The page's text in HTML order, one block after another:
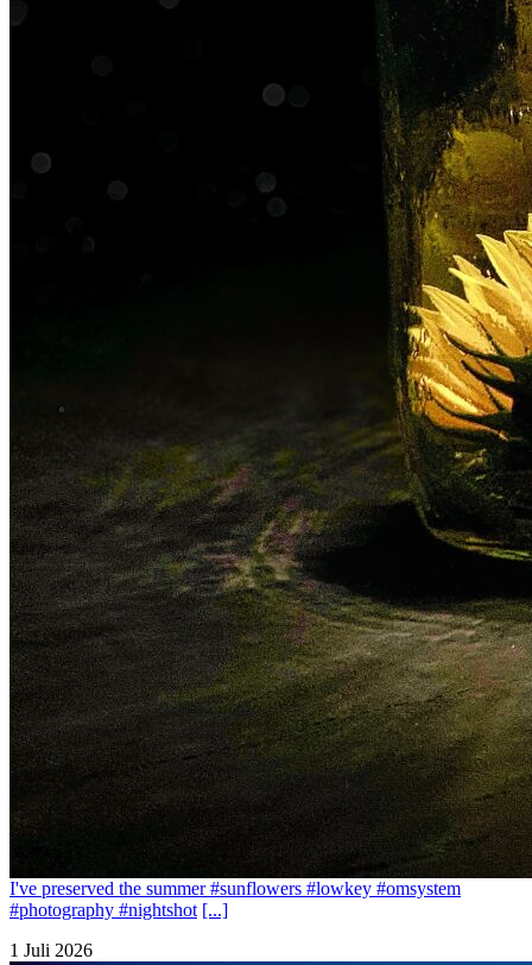
I've preserved the summer #sunflowers #lowkey #omsystem
#photography #nightshot [...]
1 Juli 2026